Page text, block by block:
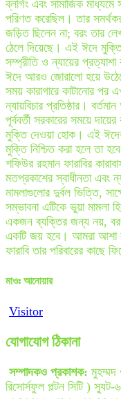
ব্লগিং এবং সামাজিক
পরিণত করেছিল। তার
জড়িত ছিলেন না; বরং তার
ঠেলে দিয়েছে। এই ঈদে
সম্প্রীতি ও ন্যায়ের
ঈদে আরও জোরালো হয়ে
সময় কারাগারে কাটানোর পর
ন্যায়বিচার প্রতিষ্ঠার।
পূর্ববর্তী সরকারের সময়ে
মুক্তি দেওয়া হোক। এই
মুক্তি নিশ্চিত করা হলে তা
শফিউর রহমান ফারাবির
মতপ্রকাশের স্বাধীনতা এবং
মামলাগুলোর দুর্বল ভিত্তি,
সম্ভাবনা এটিকে ভুয়া মামলা
একজন ব্যক্তির জন্য নয়, বরং
একটি জয় হবে। আমরা আশা
ফারাবি তার পরিবারের
মাওঃ আনোয়ার
Visitor
যোগাযোগ ঠিকানা
সম্পাদকও প্রকাশক:
রিসোর্সফুল পল্টন সিটি )